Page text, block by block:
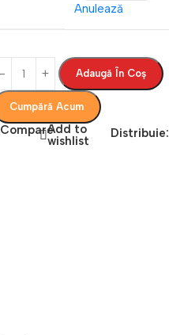
Anulează
Adaugă În Coș
Cumpără Acum
CompareAdd to
wishlist
Distribuie: